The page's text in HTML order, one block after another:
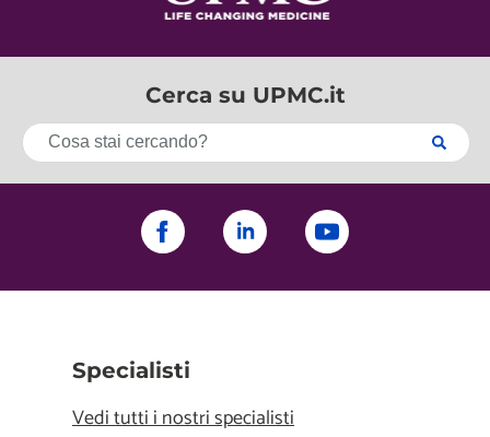
Cerca su UPMC.it
Specialisti
Vedi tutti i nostri specialisti